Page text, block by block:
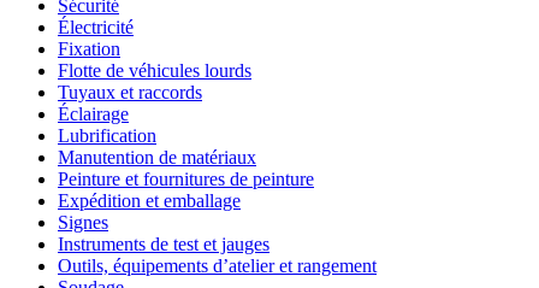
Sécurité
Électricité
Fixation
Flotte de véhicules lourds
Tuyaux et raccords
Éclairage
Lubrification
Manutention de matériaux
Peinture et fournitures de peinture
Expédition et emballage
Signes
Instruments de test et jauges
Outils, équipements d’atelier et rangement